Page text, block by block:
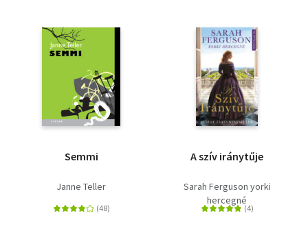
Semmi
Janne Teller
A szív iránytűje
Sarah Ferguson yorki
hercegné